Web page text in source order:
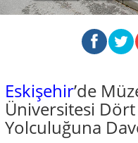
Eskişehir’de
Üniversitesi
Yolculuğuna